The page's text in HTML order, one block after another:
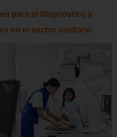
para el Diagnóstico y
en el sector sanitario